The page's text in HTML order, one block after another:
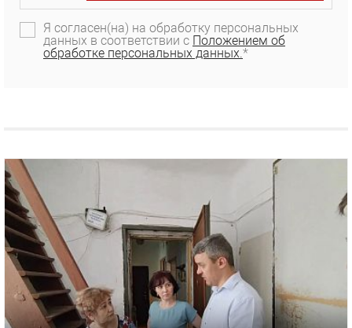
Я согласен(на) на обработку персональных
данных в соответствии с Положением об
обработке персональных данных.*